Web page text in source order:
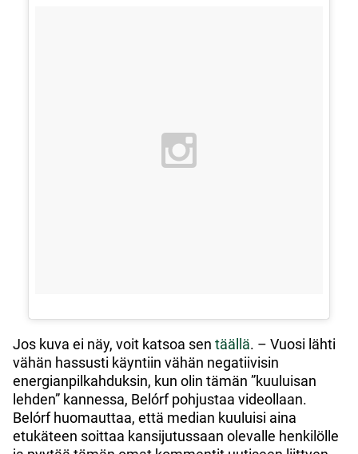
Jos kuva ei näy, voit katsoa sen täällä. – Vuosi lähti
vähän hassusti käyntiin vähän negatiivisin
energianpilkahduksin, kun olin tämän ”kuuluisan
lehden” kannessa, Belórf pohjustaa videollaan.
Belórf huomauttaa, että median kuuluisi aina
etukäteen soittaa kansijutussaan olevalle henkilölle